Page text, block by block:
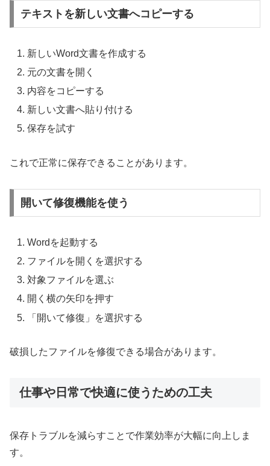
テキストを新しい文書へコピーする
新しいWord文書を作成する
元の文書を開く
内容をコピーする
新しい文書へ貼り付ける
保存を試す
これで正常に保存できることがあります。
開いて修復機能を使う
Wordを起動する
ファイルを開くを選択する
対象ファイルを選ぶ
開く横の矢印を押す
「開いて修復」を選択する
破損したファイルを修復できる場合があります。
仕事や日常で快適に使うための工夫
保存トラブルを減らすことで作業効率が大幅に向上しま
す。